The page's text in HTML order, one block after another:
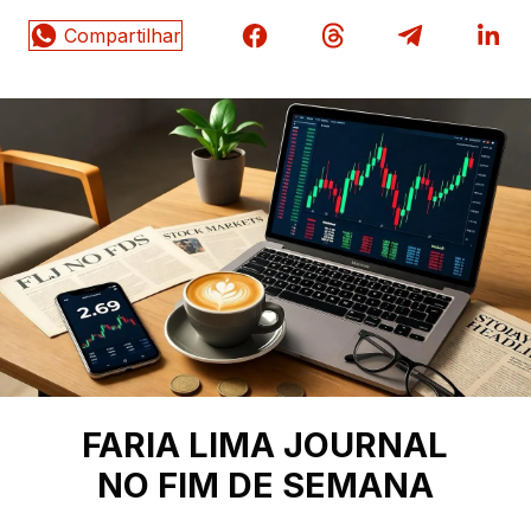
FARIA LIMA JOURNAL
NO FIM DE SEMANA